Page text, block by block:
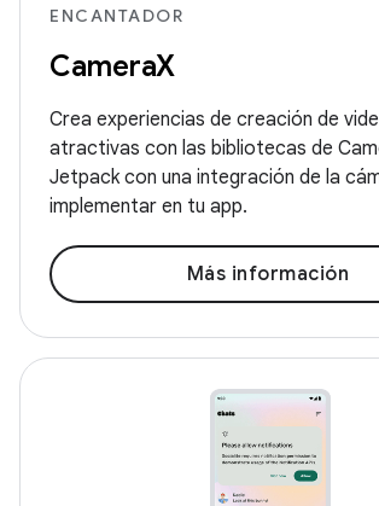
ENCANTADOR
CameraX
Crea experiencias de creación de
atractivas con las bibliotecas de
Jetpack con una integración de la
implementar en tu app.
Más información